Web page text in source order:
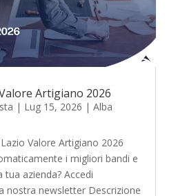
Artigiano 2026
| Lug 15, 2026 | Alba
Valore Artigiano 2026
i migliori bandi e
azienda? Accedi
nostra newsletter Descrizione